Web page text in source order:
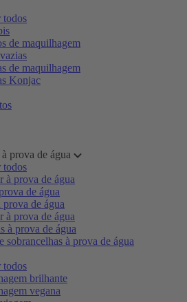
todos
de maquilhagem
de maquilhagem
Konjac
prova de água
todos
à prova de água
de água
prova de água
à prova de água
à prova de água
sobrancelhas à prova de água
todos
brilhante
vegana